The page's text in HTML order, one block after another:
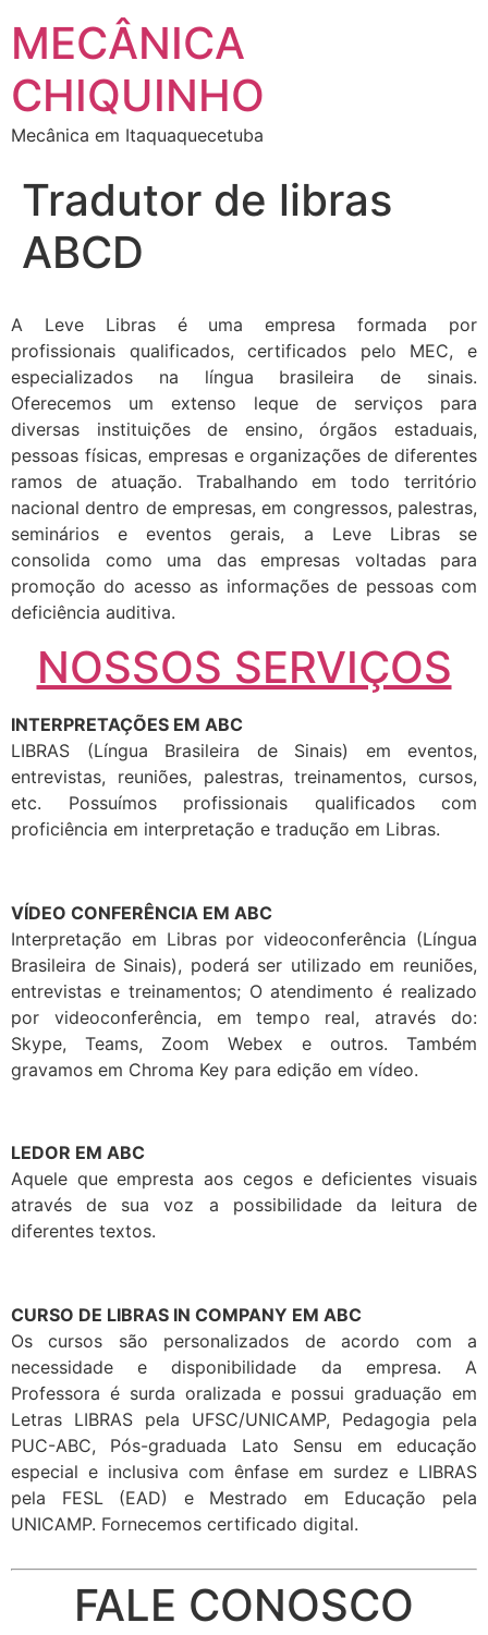
MECÂNICA
CHIQUINHO
Mecânica em Itaquaquecetuba
Tradutor de libras
ABCD
A Leve Libras é uma empresa formada por
profissionais qualificados, certificados pelo MEC, e
especializados na língua brasileira de sinais.
Oferecemos um extenso leque de serviços para
diversas instituições de ensino, órgãos estaduais,
pessoas físicas, empresas e organizações de diferentes
ramos de atuação. Trabalhando em todo território
nacional dentro de empresas, em congressos, palestras,
seminários e eventos gerais, a Leve Libras se
consolida como uma das empresas voltadas para
promoção do acesso as informações de pessoas com
deficiência auditiva.
NOSSOS SERVIÇOS
INTERPRETAÇÕES EM ABC
LIBRAS (Língua Brasileira de Sinais) em eventos,
entrevistas, reuniões, palestras, treinamentos, cursos,
etc. Possuímos profissionais qualificados com
proficiência em interpretação e tradução em Libras.
VÍDEO CONFERÊNCIA EM ABC
Interpretação em Libras por videoconferência (Língua
Brasileira de Sinais), poderá ser utilizado em reuniões,
entrevistas e treinamentos; O atendimento é realizado
por videoconferência, em tempo real, através do:
Skype, Teams, Zoom Webex e outros. Também
gravamos em Chroma Key para edição em vídeo.
LEDOR EM ABC
Aquele que empresta aos cegos e deficientes visuais
através de sua voz a possibilidade da leitura de
diferentes textos.
CURSO DE LIBRAS IN COMPANY EM ABC
Os cursos são personalizados de acordo com a
necessidade e disponibilidade da empresa. A
Professora é surda oralizada e possui graduação em
Letras LIBRAS pela UFSC/UNICAMP, Pedagogia pela
PUC-ABC, Pós-graduada Lato Sensu em educação
especial e inclusiva com ênfase em surdez e LIBRAS
pela FESL (EAD) e Mestrado em Educação pela
UNICAMP. Fornecemos certificado digital.
FALE CONOSCO